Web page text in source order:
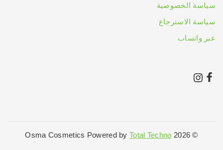
سياسة الخصوصية
سياسة الاسترجاع
عبر واتساب
© 2026 Osma Cosmetics Powered by
Total Techno